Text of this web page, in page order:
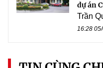
dự án
Trần
16:28